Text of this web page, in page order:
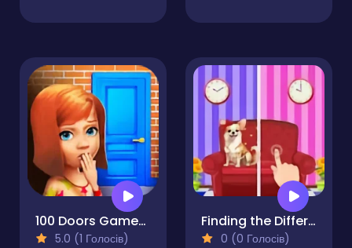
100 Doors Games: Escape from School
5.0 (1 Голосів)
Finding the Differences in the Pictures
0 (0 Голосів)